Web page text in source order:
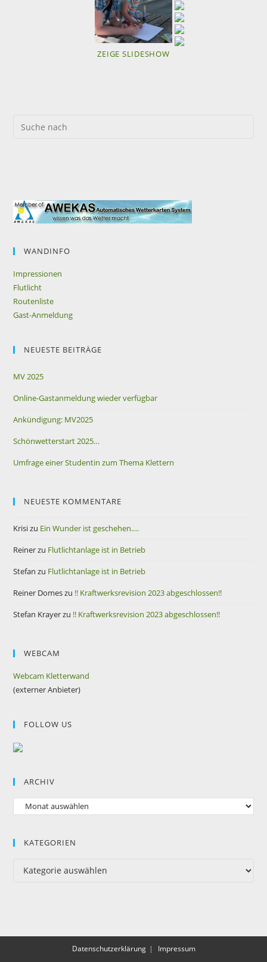
ZEIGE SLIDESHOW
WANDINFO
Impressionen
Flutlicht
Routenliste
Gast-Anmeldung
NEUESTE BEITRÄGE
MV 2025
Online-Gastanmeldung wieder verfügbar
Ankündigung: MV2025
Schönwetterstart 2025…
Umfrage einer Studentin zum Thema Klettern
NEUESTE KOMMENTARE
Krisizu Ein Wunder ist geschehen….
Reinerzu Flutlichtanlage ist in Betrieb
Stefan zu Flutlichtanlage ist in Betrieb
Reiner Domeszu !! Kraftwerksrevision 2023 abgeschlossen!!
Stefan Krayerzu !! Kraftwerksrevision 2023 abgeschlossen!!
WEBCAM
Webcam Kletterwand
(externer Anbieter)
FOLLOW US
ARCHIV
KATEGORIEN
Datenschutzerklärung Impressum